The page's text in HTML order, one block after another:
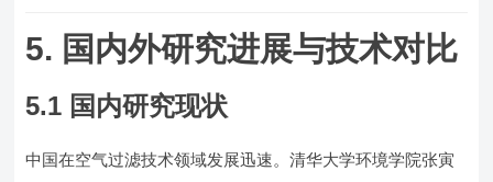
5. 国内外研究进展与技术对比
5.1 国内研究现状
中国在空气过滤技术领域发展迅速。清华大学环境学院张寅